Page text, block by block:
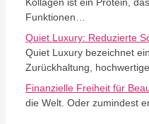
Funktionen…
Quiet Luxury: Reduzierte
Quiet Luxury bezeichnet
Zurückhaltung,
Finanzielle Freiheit für
die Welt. Oder zumindest